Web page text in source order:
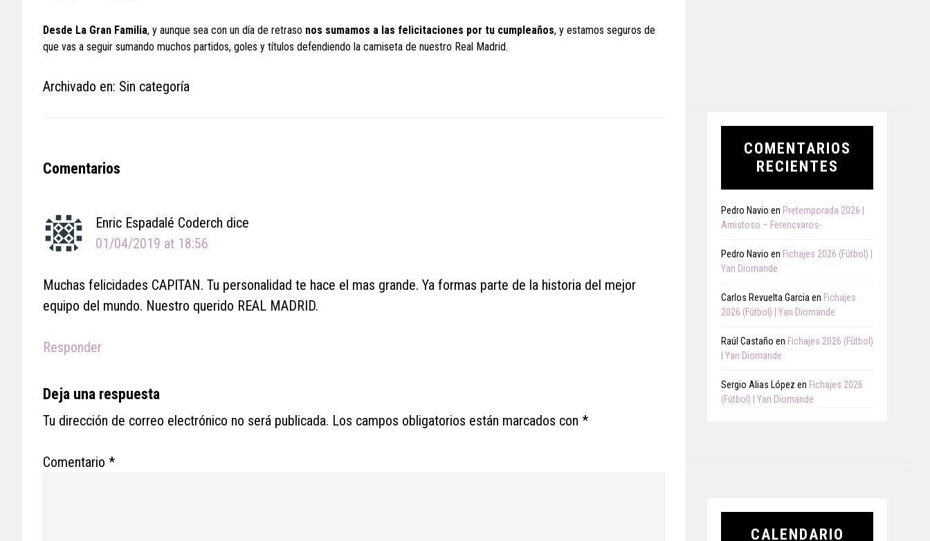
Desde La Gran Familia, y aunque sea con un día de retraso nos sumamos a las felicitaciones por tu cumpleaños, y estamos seguros de
que vas a seguir sumando muchos partidos, goles y títulos defendiendo la camiseta de nuestro Real Madrid.
Archivado en: Sin categoría
Reader
Comentarios
Enric Espadalé Coderch dice
01/04/2019 at 18:56
Muchas felicidades CAPITAN. Tu personalidad te hace el mas grande. Ya formas parte de la historia del mejor
equipo del mundo. Nuestro querido REAL MADRID.
Responder
Deja una respuesta
Tu dirección de correo electrónico no será publicada. Los campos obligatorios están marcados con *
Comentario *
COMENTARIOS
RECIENTES
Pedro Navio en Pretemporada 2026 |
Amistoso – Ferencvaros-
Pedro Navio en Fichajes 2026 (Fútbol) |
Yan Diomande
Carlos Revuelta Garcia en Fichajes
2026 (Fútbol) | Yan Diomande
Raúl Castaño en Fichajes 2026 (Fútbol)
| Yan Diomande
Sergio Alias López en Fichajes 2026
(Fútbol) | Yan Diomande
CALENDARIO